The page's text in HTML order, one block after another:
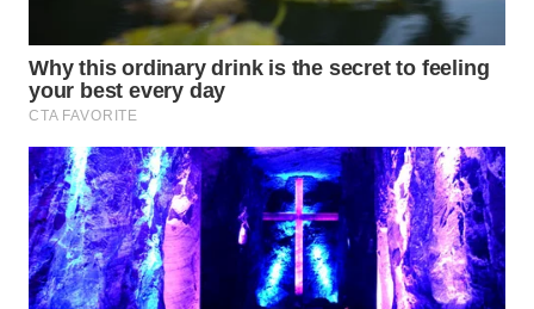
WN
PURWAKARTA
WN
PRIANGAN
TIMUR
WN
SEMARANG